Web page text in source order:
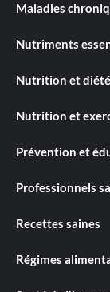
Maladies
Nutriments
Nutrition et
Nutrition et
Prévention et
Professionnels
Recettes saines
Régimes